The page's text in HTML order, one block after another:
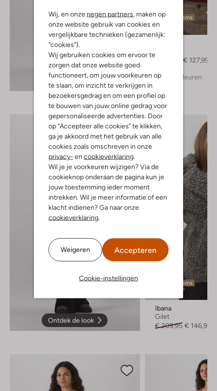
Wij, en onze negen partners , maken op
onze website gebruik van cookies en
vergelijkbare technieken (gezamenlijk:
"cookies").
Wij gebruiken cookies om ervoor te
zorgen dat onze website goed
functioneert, om jouw voorkeuren op
te slaan, om inzicht te verkrijgen in
bezoekersgedrag en om een profiel op
te bouwen van jouw online gedrag voor
gepersonaliseerde advertenties. Door
op "Accepteer alle cookies" te klikken,
ga je akkoord met het gebruik van alle
cookies zoals omschreven in onze
privacy- en cookieverklaring
Wil je je voorkeuren wijzigen? Via de
cookieknop onderaan de pagina kun je
jouw toestemming ieder moment
intrekken. Wil je meer informatie of een
klacht indienen? Ga naar onze
cookieverklaring
Weigeren Accepteren
Cookie-instellingen
Ontdek de look
Laatste items
-20%
€ 127,99
+ meer kleuren
Ontdek de look
Laatste items
Ibana
Gilet
€ 209,95 € 146,99